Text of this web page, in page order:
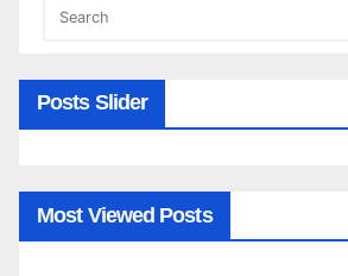
Posts Slider
Most Viewed Posts